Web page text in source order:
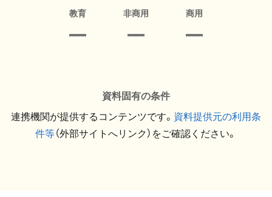
教育 非商用 商用
資料固有の条件
連携機関が提供するコンテンツです。 資料提供元の利用条
件等（外部サイトへリンク）をご確認ください。